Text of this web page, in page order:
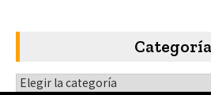
Categorías